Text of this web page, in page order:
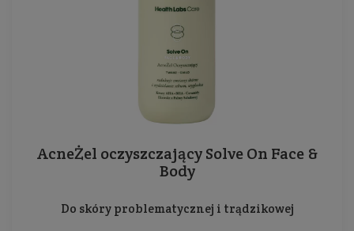
AcneŻel oczyszczający Solve On Face &
Body
Do skóry problematycznej i trądzikowej